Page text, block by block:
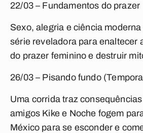
22/03 – Fundamentos do prazer
Sexo, alegria e ciência
série reveladora para enaltecer
do prazer feminino e destruir
26/03 – Pisando fundo
Uma corrida traz
amigos Kike e Noche fogem
México para se esconder e